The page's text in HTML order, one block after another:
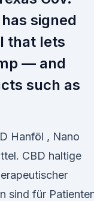
signed
that lets
— and
such as
Hanföl , Nano
CBD haltige
sind für